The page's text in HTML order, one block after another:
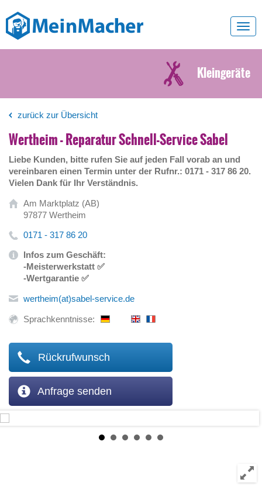
Kleingeräte
zurück zur Übersicht
Wertheim - Reparatur Schnell-Service Sabel
Liebe Kunden, bitte rufen Sie auf jeden Fall vorab an und
vereinbaren einen Termin unter der Rufnr.: 0171 - 317 86 20.
Vielen Dank für Ihr Verständnis.
Am Marktplatz (AB)
97877 Wertheim
0171 - 317 86 20
Infos zum Geschäft:
-Meisterwerkstatt ✅
-Wertgarantie ✅
wertheim(at)sabel-service.de
Sprachkenntnisse:
Rückrufwunsch
Anfrage senden